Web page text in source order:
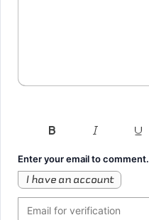
Enter your email to comment.
I have an account